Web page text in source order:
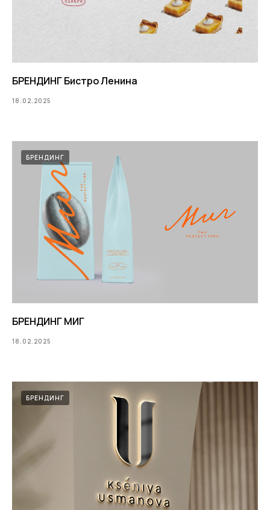
БРЕНДИНГ Бистро Ленина
18.02.2025
БРЕНДИНГ
БРЕНДИНГ МИГ
18.02.2025
БРЕНДИНГ